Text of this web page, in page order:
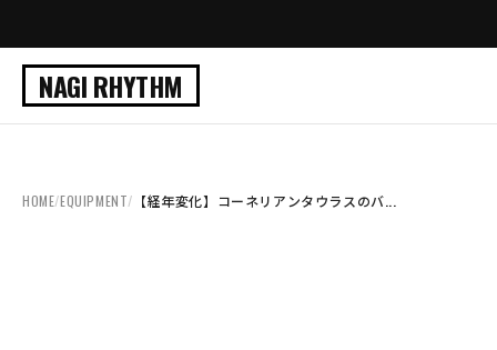
NAGI RHYTHM
HOME/EQUIPMENT/ 【経年変化】コーネリアンタウラスのバ...